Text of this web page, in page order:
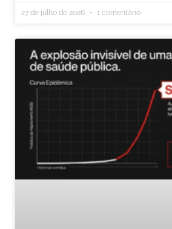
27 de julho de 2026 1 comentário